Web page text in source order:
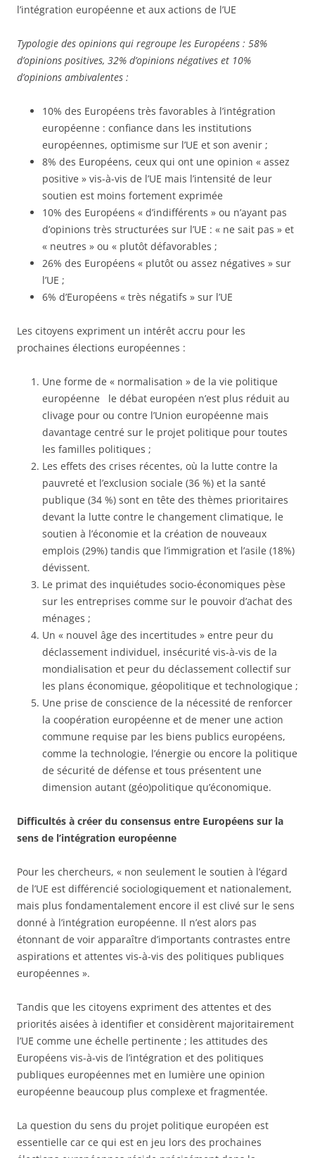
l’intégration européenne et aux actions de l’UE
Typologie des opinions qui regroupe les Européens : 58%
d’opinions positives, 32% d’opinions négatives et 10%
d’opinions ambivalentes :
10% des Européens très favorables à l’intégration
européenne : confiance dans les institutions
européennes, optimisme sur l’UE et son avenir ;
8% des Européens, ceux qui ont une opinion « assez
positive » vis-à-vis de l’UE mais l’intensité de leur
soutien est moins fortement exprimée
10% des Européens « d’indifférents » ou n’ayant pas
d’opinions très structurées sur l’UE : « ne sait pas » et
« neutres » ou « plutôt défavorables ;
26% des Européens « plutôt ou assez négatives » sur
l’UE ;
6% d’Européens « très négatifs » sur l’UE
Les citoyens expriment un intérêt accru pour les
prochaines élections européennes :
Une forme de « normalisation » de la vie politique
européenne le débat européen n’est plus réduit au
clivage pour ou contre l’Union européenne mais
davantage centré sur le projet politique pour toutes
les familles politiques ;
Les effets des crises récentes, où la lutte contre la
pauvreté et l’exclusion sociale (36 %) et la santé
publique (34 %) sont en tête des thèmes prioritaires
devant la lutte contre le changement climatique, le
soutien à l’économie et la création de nouveaux
emplois (29%) tandis que l’immigration et l’asile (18%)
dévissent.
Le primat des inquiétudes socio-économiques pèse
sur les entreprises comme sur le pouvoir d’achat des
ménages ;
Un « nouvel âge des incertitudes » entre peur du
déclassement individuel, insécurité vis-à-vis de la
mondialisation et peur du déclassement collectif sur
les plans économique, géopolitique et technologique ;
Une prise de conscience de la nécessité de renforcer
la coopération européenne et de mener une action
commune requise par les biens publics européens,
comme la technologie, l’énergie ou encore la politique
de sécurité de défense et tous présentent une
dimension autant (géo)politique qu’économique.
Difficultés à créer du consensus entre Européens sur la
sens de l’intégration européenne
Pour les chercheurs, « non seulement le soutien à l’égard
de l’UE est différencié sociologiquement et nationalement,
mais plus fondamentalement encore il est clivé sur le sens
donné à l’intégration européenne. Il n’est alors pas
étonnant de voir apparaître d’importants contrastes entre
aspirations et attentes vis-à-vis des politiques publiques
européennes ».
Tandis que les citoyens expriment des attentes et des
priorités aisées à identifier et considèrent majoritairement
l’UE comme une échelle pertinente ; les attitudes des
Européens vis-à-vis de l’intégration et des politiques
publiques européennes met en lumière une opinion
européenne beaucoup plus complexe et fragmentée.
La question du sens du projet politique européen est
essentielle car ce qui est en jeu lors des prochaines